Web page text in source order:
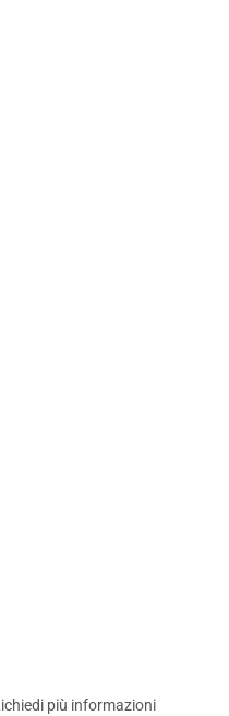
più informazioni